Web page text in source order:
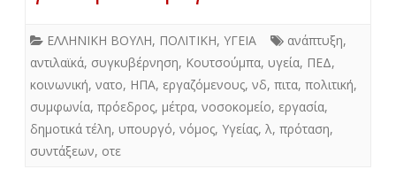
ΕΛΛΗΝΙΚΗ ΒΟΥΛΗ, ΠΟΛΙΤΙΚΗ, ΥΓΕΙΑ ανάπτυξη,
αντιλαϊκά, συγκυβέρνηση, Κουτσούμπα, υγεία, ΠΕΔ,
κοινωνική, νατο, ΗΠΑ, εργαζόμενους, νδ, πιτα, πολιτική,
συμφωνία, πρόεδρος, μέτρα, νοσοκομείο, εργασία,
δημοτικά τέλη, υπουργό, νόμος, Υγείας, λ, πρόταση,
συντάξεων, οτε